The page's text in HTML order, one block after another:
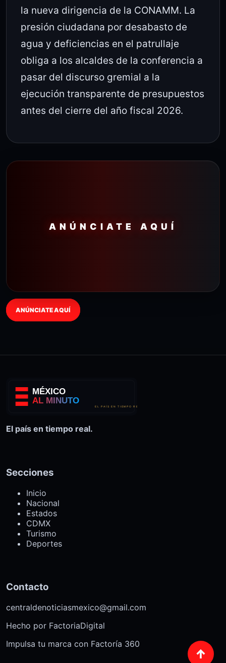
la nueva dirigencia de la CONAMM. La
presión ciudadana por desabasto de
agua y deficiencias en el patrullaje
obliga a los alcaldes de la conferencia a
pasar del discurso gremial a la
ejecución transparente de presupuestos
antes del cierre del año fiscal 2026.
ANÚNCIATE AQUÍ
ANÚNCIATE AQUÍ
↑
El país en tiempo real.
Secciones
Inicio
Nacional
Estados
CDMX
Turismo
Deportes
Contacto
centraldenoticiasmexico@gmail.com
Hecho por FactoriaDigital
Impulsa tu marca con Factoría 360